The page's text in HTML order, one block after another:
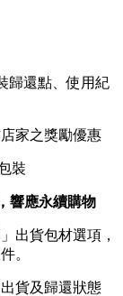
歸還點、使用紀
家之獎勵優惠
裝
響應永續購物
出貨包材選項，
。
貨及歸還狀態